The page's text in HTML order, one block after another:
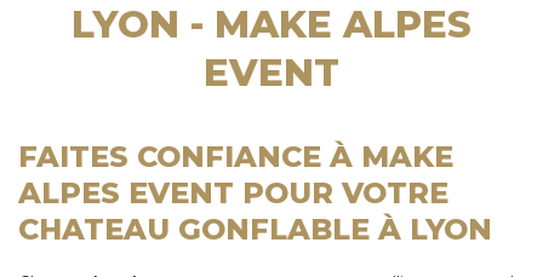
LYON - MAKE ALPES
EVENT
FAITES CONFIANCE À MAKE
ALPES EVENT POUR VOTRE
CHATEAU GONFLABLE À LYON